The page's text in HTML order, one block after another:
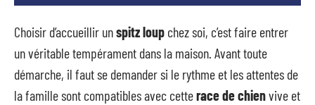
Choisir d’accueillir unspitz loup chez soi, c’est faire entrer
un véritable tempérament dans la maison. Avant toute
démarche, il faut se demander si le rythme et les attentes de
la famille sont compatibles avec cetterace de chienvive et